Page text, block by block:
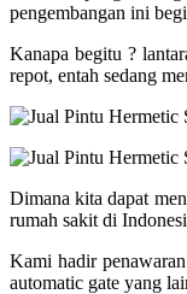
pengembangan ini
Kanapa begitu ?
repot, entah sedang
Dimana kita dapat
rumah sakit di
Kami hadir
automatic gate yang